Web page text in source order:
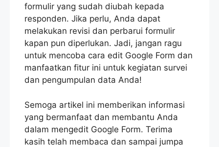
formulir yang sudah diubah kepada
responden. Jika perlu, Anda dapat
melakukan revisi dan perbarui formulir
kapan pun diperlukan. Jadi, jangan ragu
untuk mencoba cara edit Google Form dan
manfaatkan fitur ini untuk kegiatan survei
dan pengumpulan data Anda!
Semoga artikel ini memberikan informasi
yang bermanfaat dan membantu Anda
dalam mengedit Google Form. Terima
kasih telah membaca dan sampai jumpa